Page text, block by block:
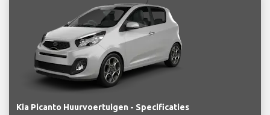
Kia Picanto Huurvoertuigen - Specificaties